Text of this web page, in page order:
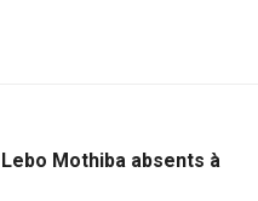
Mothiba absents à